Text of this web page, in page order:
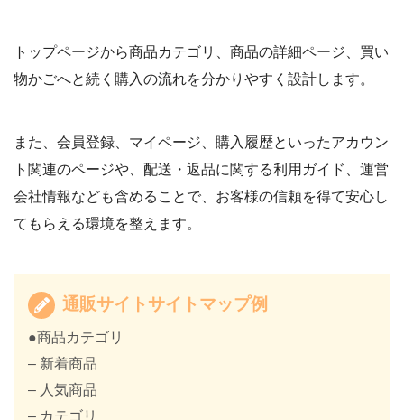
トップページから商品カテゴリ、商品の詳細ページ、買い
物かごへと続く購入の流れを分かりやすく設計します。
また、会員登録、マイページ、購入履歴といったアカウン
ト関連のページや、配送・返品に関する利用ガイド、運営
会社情報なども含めることで、お客様の信頼を得て安心し
てもらえる環境を整えます。
通販サイトサイトマップ例
●商品カテゴリ
– 新着商品
– 人気商品
– カテゴリ